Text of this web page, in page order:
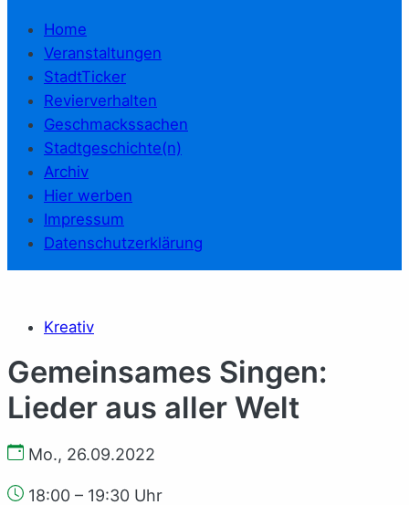
Home
Veranstaltungen
StadtTicker
Revierverhalten
Geschmackssachen
Stadtgeschichte(n)
Archiv
Hier werben
Impressum
Datenschutzerklärung
Kreativ
Gemeinsames Singen:
Lieder aus aller Welt
Mo., 26.09.2022
18:00 – 19:30 Uhr